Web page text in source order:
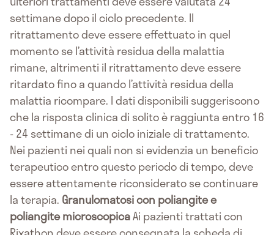
settimane dopo il ciclo precedente. Il
ritrattamento deve essere effettuato in quel
momento se l’attività residua della malattia
rimane, altrimenti il ritrattamento deve essere
ritardato fino a quando l’attività residua della
malattia ricompare. I dati disponibili suggeriscono
che la risposta clinica di solito è raggiunta entro 16
- 24 settimane di un ciclo iniziale di trattamento.
Nei pazienti nei quali non si evidenzia un beneficio
terapeutico entro questo periodo di tempo, deve
essere attentamente riconsiderato se continuare
la terapia. Granulomatosi con poliangite e
poliangite microscopicaAi pazienti trattati con